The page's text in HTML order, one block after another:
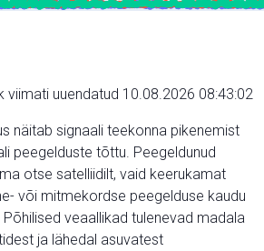
viimati uuendatud 10.08.2026 08:43:02
näitab signaali teekonna pikenemist
peegelduste tõttu. Peegeldunud
otse satelliidilt, vaid keerukamat
või mitmekordse peegelduse kaudu
veaallikad tulenevad madala
ja lähedal asuvatest